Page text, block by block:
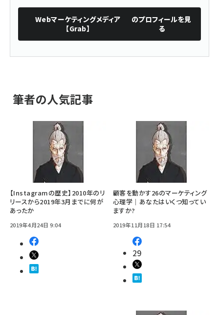
Webマーケティングメディア
【Grab】
のプロフィールを見
る
筆者の人気記事
【Instagramの歴史】2010年のリ
リースから2019年3月までに何が
あったか
2019年4月24日 9:04
顧客を動かす26のマーケティング
心理学｜あなたはいくつ知ってい
ますか?
2019年11月18日 17:54
29